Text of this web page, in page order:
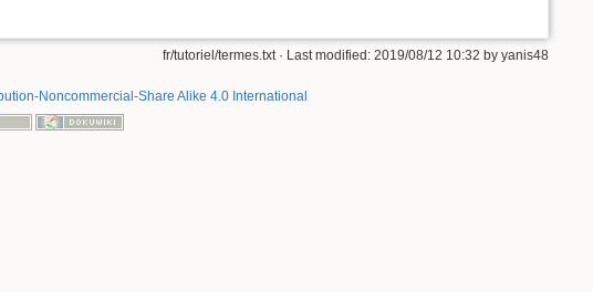
fr/tutoriel/termes.txt· Last modified: 2019/08/12 10:32 by yanis48
Noncommercial-Share Alike 4.0 International